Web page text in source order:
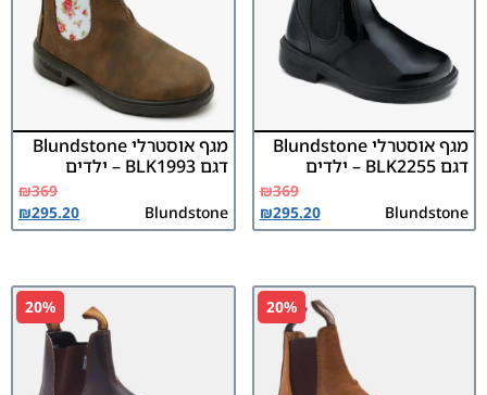
מגף אוסטרלי Blundstone
דגם BLK2255 – ילדים
Blundstone
₪369
₪295.20
מגף אוסטרלי Blundstone
דגם BLK1993 – ילדים
Blundstone
₪369
₪295.20
20%
20%